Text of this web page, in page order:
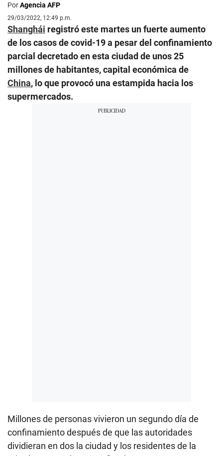
PorAgencia AFP
29/03/2022, 12:49 p.m.
Shanghái registró este martes un fuerte aumento
de los casos de covid-19 a pesar del confinamiento
parcial decretado en esta ciudad de unos 25
millones de habitantes, capital económica de
China, lo que provocó una estampida hacia los
supermercados.
Millones de personas vivieron un segundo día de
confinamiento después de que las autoridades
dividieran en dos la ciudad y los residentes de la